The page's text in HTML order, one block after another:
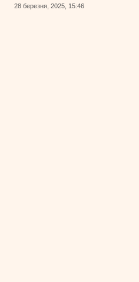
28 березня, 2025, 15:46